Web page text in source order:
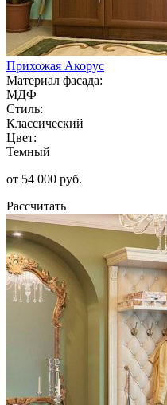
Прихожая Акорус
Материал фасада:
МДФ
Стиль:
Классический
Цвет:
Темный
от 54 000 руб.
Рассчитать